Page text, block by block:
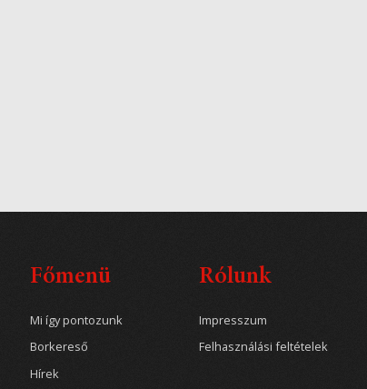
Főmenü
Mi így pontozunk
Borkereső
Hírek
Rólunk
Impresszum
Felhasználási feltételek